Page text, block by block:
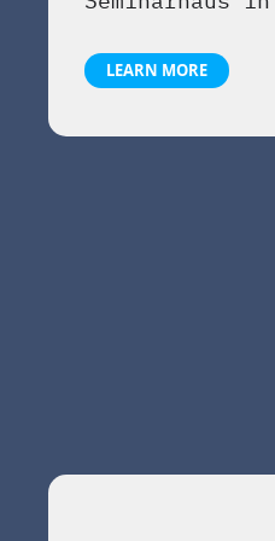
LEARN MORE